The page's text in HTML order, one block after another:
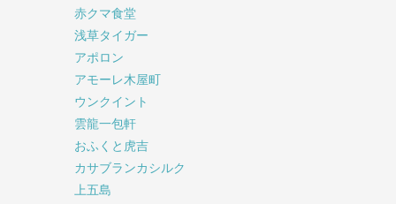
赤クマ食堂
浅草タイガー
アポロン
アモーレ木屋町
ウンクイント
雲龍一包軒
おふくと虎吉
カサブランカシルク
上五島